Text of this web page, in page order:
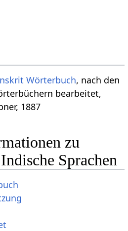
Wörterbuch, nach den
bearbeitet,
1887
zu
Sprachen